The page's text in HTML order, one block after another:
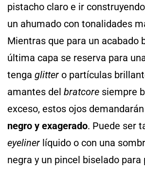
pistacho claro e ir
un ahumado con tonalidades
Mientras que para un acabado
última capa se reserva para
tenga glitter o partículas
amantes del bratcore siempre
exceso, estos ojos demandarán
negro y exagerado. Puede ser
eyeliner líquido o con una
negra y un pincel biselado